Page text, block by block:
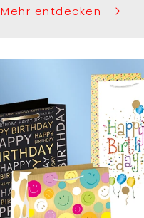
Mehr entdecken